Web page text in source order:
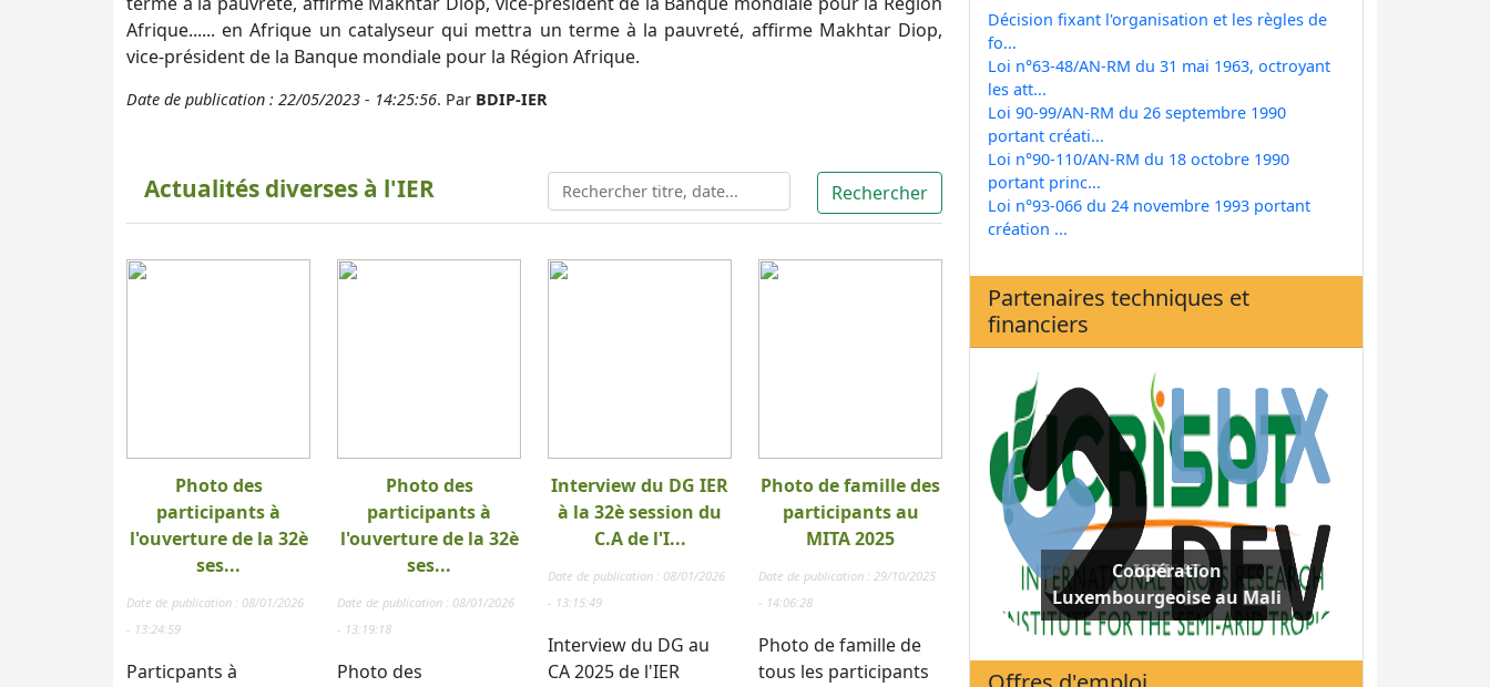
Afrique...... en Afrique un catalyseur qui mettra un terme à la pauvreté, affirme Makhtar Diop,
vice-président de la Banque mondiale pour la Région Afrique.
Date de publication : 22/05/2023 - 14:25:56. Par BDIP-IER
Actualités diverses à l'IER
Photo des
participants à
l'ouverture de la 32è
ses...
Date de publication : 08/01/2026
- 13:24:59
Particpants à
Photo des
participants à
l'ouverture de la 32è
ses...
Date de publication : 08/01/2026
- 13:19:18
Photo des
Interview du DG IER
à la 32è session du
C.A de l'I...
Date de publication : 08/01/2026
- 13:15:49
Interview du DG au
CA 2025 de l'IER
Photo de famille des
participants au
MITA 2025
Date de publication : 29/10/2025
- 14:06:28
Photo de famille de
tous les participants
Décision fixant l'organisation et les règles de
fo...
Loi n°63-48/AN-RM du 31 mai 1963, octroyant
les att...
Loi 90-99/AN-RM du 26 septembre 1990
portant créati...
Loi n°90-110/AN-RM du 18 octobre 1990
portant princ...
Loi n°93-066 du 24 novembre 1993 portant
création ...
Partenaires techniques et
financiers
Coopération
Luxembourgeoise au Mali